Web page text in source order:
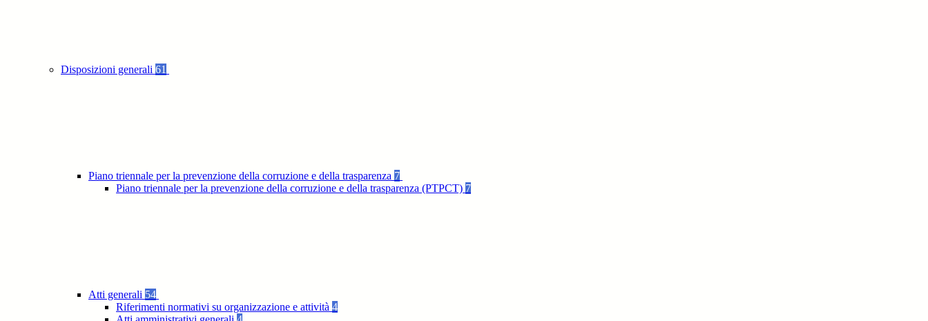
Disposizioni generali 61
Piano triennale per la prevenzione della corruzione e della trasparenza 7
Piano triennale per la prevenzione della corruzione e della trasparenza (PTPCT) 7
Atti generali 54
Riferimenti normativi su organizzazione e attività 4